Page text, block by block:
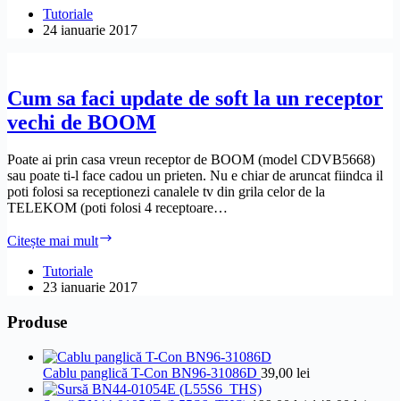
contul
Allview
Tutoriale
24 ianuarie 2017
Cum sa faci update de soft la un receptor
vechi de BOOM
Poate ai prin casa vreun receptor de BOOM (model CDVB5668)
sau poate ti-l face cadou un prieten. Nu e chiar de aruncat fiindca il
poti folosi sa receptionezi canalele tv din grila celor de la
TELEKOM (poti folosi 4 receptoare…
Citește mai mult
update
un
receptor
vechi
Tutoriale
23 ianuarie 2017
Produse
Cablu panglică T-Con BN96-31086D 39,00 lei